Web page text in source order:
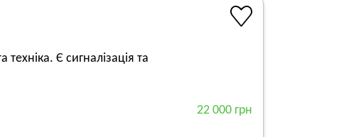
Є сигналізація та
22 000 грн